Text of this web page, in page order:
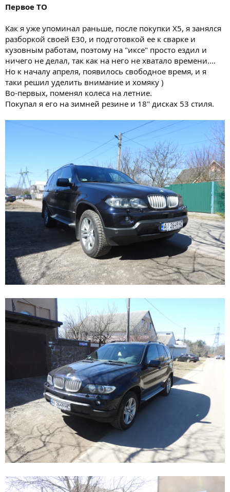
Первое ТО
Как я уже упоминал раньше, после покупки Х5, я занялся
разборкой своей Е30, и подготовкой ее к сварке и
кузовным работам, поэтому на "иксе" просто ездил и
ничего не делал, так как на него не хватало времени....
Но к началу апреля, появилось свободное время, и я
таки решил уделить внимание и хомяку )
Во-первых, поменял колеса на летние.
Покупал я его на зимней резине и 18" дисках 53 стиля.